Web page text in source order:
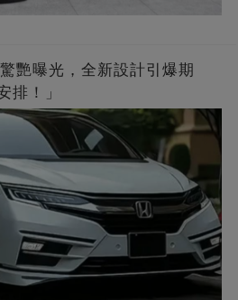
艷曝光，全新設計引爆期
排！」